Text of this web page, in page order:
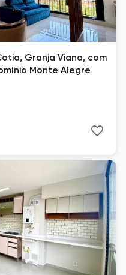
Granja Viana, com
Monte Alegre